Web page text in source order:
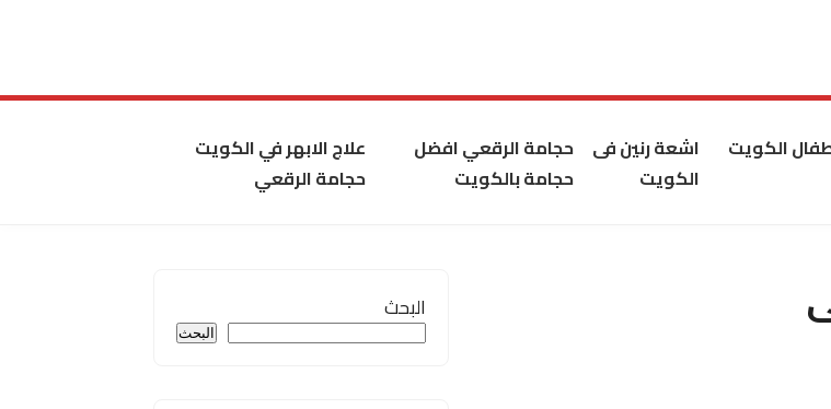
الكويت
اشعة رنين فى
الكويت
حجامة الرقعي افضل
حجامة بالكويت
علاج الابهر في الكويت
حجامة الرقعي
البحث
البحث